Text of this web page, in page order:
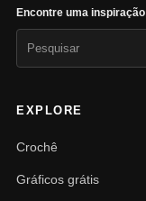
Encontre uma inspiração
EXPLORE
Crochê
Gráficos grátis